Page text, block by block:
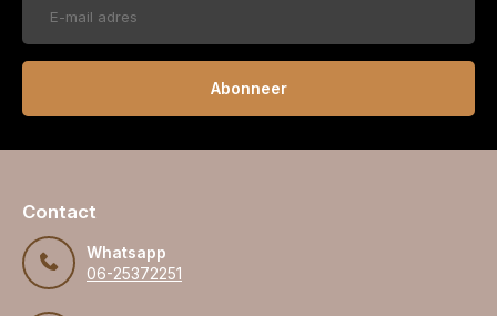
Abonneer
Contact
Whatsapp
06-25372251